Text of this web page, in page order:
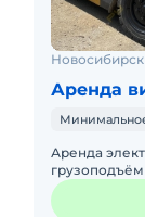
Новосибирск
Аренда
Аренда
Без
Подача в день